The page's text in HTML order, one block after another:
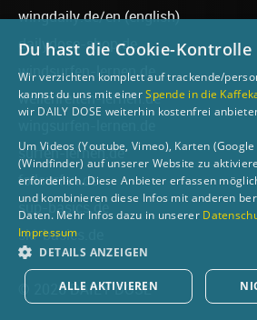
wingdaily.de/en(english)
dailydose-shop.de
windsurfen-lernen.de
wellenreiten-lernen.de
surfen-lernen.de
foilsurfen.de
sup-basics.de
ski-basics.de
© 2026 DAILY DOSE
Du hast die Cookie-Kontrolle
Wir verzichten komplett auf trackende/
kannst du uns mit einerSpende in die
wir DAILY DOSE weiterhin kostenfrei
Um Videos (Youtube, Vimeo), Karten
(Windfinder) auf unserer Website zu
erforderlich. Diese Anbieter erfassen
und kombinieren diese Infos mit anderen
Daten. Mehr Infos dazu in unserer
Impressum
DETAILS ANZEIGEN
ALLE AKTIVIEREN